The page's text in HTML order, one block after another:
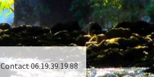
Contact 06.19.39.19.88